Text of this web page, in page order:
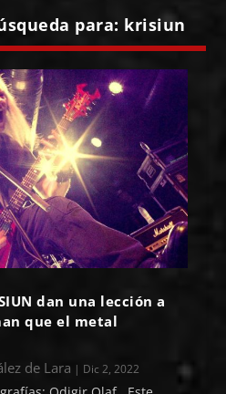
para: krisiun
dan una lección a
que el metal
de Lara | Dic 2, 2022